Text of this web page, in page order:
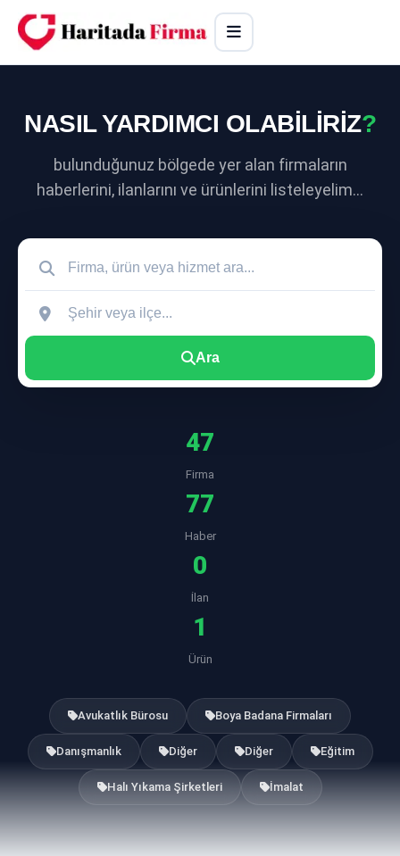
NASIL YARDIMCI OLABİLİRİZ?
bulunduğunuz bölgede yer alan firmaların
haberlerini, ilanlarını ve ürünlerini listeleyelim...
Ara
47
Firma
77
Haber
0
İlan
1
Ürün
Avukatlık Bürosu Boya Badana Firmaları
Danışmanlık Diğer Diğer Eğitim
Halı Yıkama Şirketleri İmalat